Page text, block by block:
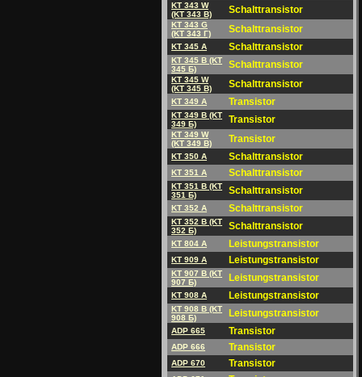
KT 343 W
(KT 343 B)
Schalttransistor
KT 343 G
(KT 343 Г)
Schalttransistor
KT 345 A Schalttransistor
KT 345 B (KT
345 Б)
Schalttransistor
KT 345 W
(KT 345 B)
Schalttransistor
KT 349 A Transistor
KT 349 B (KT
349 Б)
Transistor
KT 349 W
(KT 349 B)
Transistor
KT 350 A Schalttransistor
KT 351 A Schalttransistor
KT 351 B (KT
351 Б)
Schalttransistor
KT 352 A Schalttransistor
KT 352 B (KT
352 Б)
Schalttransistor
KT 804 A Leistungstransistor
KT 909 A Leistungstransistor
KT 907 B (KT
907 Б)
Leistungstransistor
KT 908 A Leistungstransistor
KT 908 B (KT
908 Б)
Leistungstransistor
ADP 665 Transistor
ADP 666 Transistor
ADP 670 Transistor